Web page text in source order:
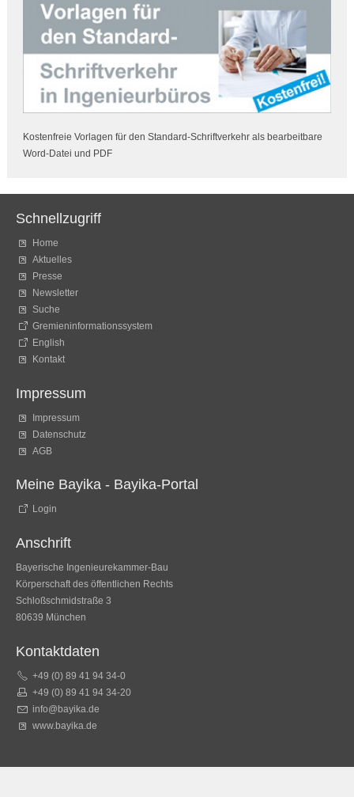
Kostenfreie Vorlagen für den Standard-Schriftverkehr als bearbeitbare
Word-Datei und PDF
Schnellzugriff
Home
Aktuelles
Presse
Newsletter
Suche
Gremieninformationssystem
English
Kontakt
Impressum
Impressum
Datenschutz
AGB
Meine Bayika - Bayika-Portal
Login
Anschrift
Bayerische Ingenieurekammer-Bau
Körperschaft des öffentlichen Rechts
Schloßschmidstraße 3
80639 München
Kontaktdaten
+49 (0) 89 41 94 34-0
+49 (0) 89 41 94 34-20
info@bayika.de
www.bayika.de